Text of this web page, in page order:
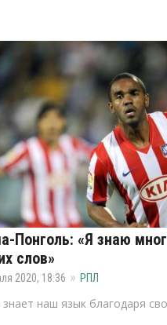
Понголь: «Я знаю
слов»
2020, 18:36 РПЛ
наш язык благодаря